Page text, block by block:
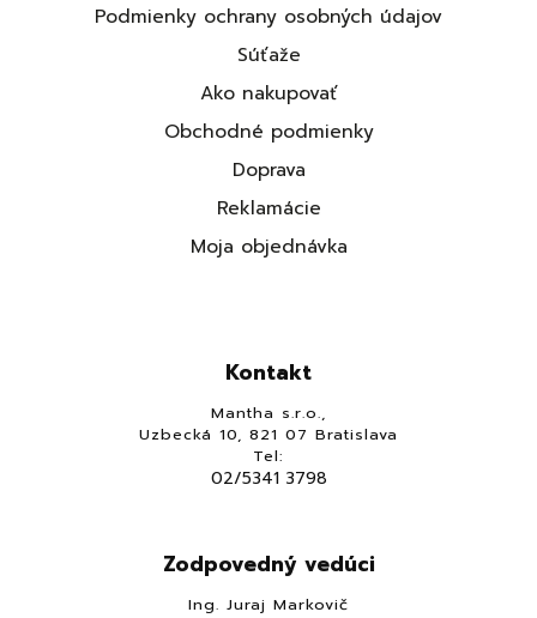
Podmienky ochrany osobných údajov
Súťaže
Ako nakupovať
Obchodné podmienky
Doprava
Reklamácie
Moja objednávka
Kontakt
Mantha s.r.o.,
Uzbecká 10, 821 07 Bratislava
Tel:
02/5341 3798
Zodpovedný vedúci
Ing. Juraj Markovič